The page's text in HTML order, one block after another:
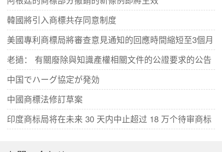
韓國將引入商標共存同意制度
美國專利商標局將審查意見通知的回應時間縮短至3個月
老撾： 有關廢除與知識產權相關文件的公證要求的公告
中国でハーグ協定が発効
中國商標法修訂草案
​印度商标局将在未来 30 天内中止超过 18 万个待审商标